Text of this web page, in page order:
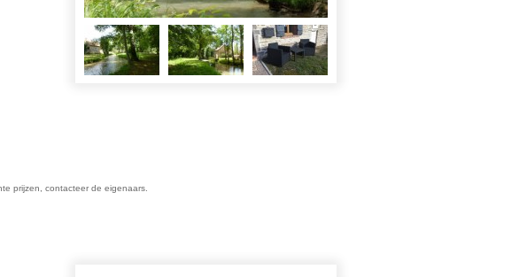
prijzen, contacteer de eigenaars.